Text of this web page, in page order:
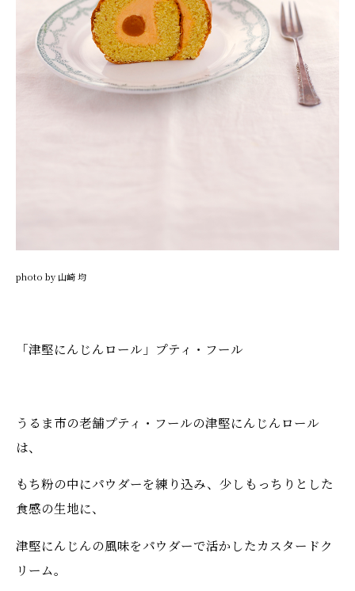
photo by 山崎 均
「津堅にんじんロール」プティ・フール
うるま市の老舗プティ・フールの津堅にんじんロール
は、
もち粉の中にパウダーを練り込み、少しもっちりとした
食感の生地に、
津堅にんじんの風味をパウダーで活かしたカスタードク
リーム。